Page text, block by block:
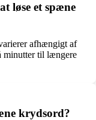
løse et spæne
afhængigt af
minutter til længere
krydsord?